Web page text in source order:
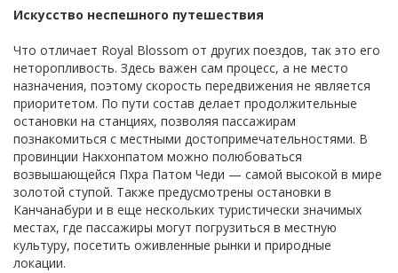
Искусство неспешного путешествия
Что отличает Royal Blossom от других поездов, так это его
неторопливость. Здесь важен сам процесс, а не место
назначения, поэтому скорость передвижения не является
приоритетом. По пути состав делает продолжительные
остановки на станциях, позволяя пассажирам
познакомиться с местными достопримечательностями. В
провинции Накхонпатом можно полюбоваться
возвышающейся Пхра Патом Чеди — самой высокой в мире
золотой ступой. Также предусмотрены остановки в
Канчанабури и в еще нескольких туристически значимых
местах, где пассажиры могут погрузиться в местную
культуру, посетить оживленные рынки и природные
локации.